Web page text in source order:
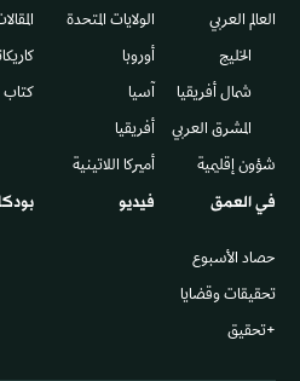
العالم العربي
الخليج
شمال أفريقيا
المشرق العربي
شؤون إقليمية
الولايات المتحدة
أوروبا
آسيا
أفريقيا
أميركا اللاتينية
في العمق
حصاد الأسبوع
تحقيقات وقضايا
+تحقيق
فيديو